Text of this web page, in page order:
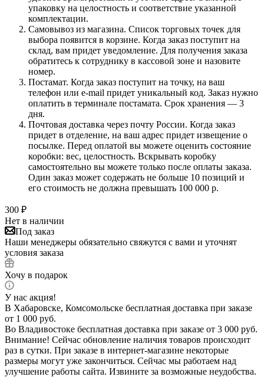
упаковку на целостность и соответствие указанной
комплектации.
Самовывоз из магазина. Список торговых точек для
выбора появится в корзине. Когда заказ поступит на
склад, вам придет уведомление. Для получения заказа
обратитесь к сотруднику в кассовой зоне и назовите
номер.
Постамат. Когда заказ поступит на точку, на ваш
телефон или e-mail придет уникальный код. Заказ нужно
оплатить в терминале постамата. Срок хранения — 3
дня.
Почтовая доставка через почту России. Когда заказ
придет в отделение, на ваш адрес придет извещение о
посылке. Перед оплатой вы можете оценить состояние
коробки: вес, целостность. Вскрывать коробку
самостоятельно вы можете только после оплаты заказа.
Один заказ может содержать не больше 10 позиций и
его стоимость не должна превышать 100 000 р.
300 ₽
Нет в наличии
Под заказ
Наши менеджеры обязательно свяжутся с вами и уточнят
условия заказа
Хочу в подарок
У нас акция!
В Хабаровске, Комсомольске бесплатная доставка при заказе
от 1 000 руб.
Во Владивостоке бесплатная доставка при заказе от 3 000 руб.
Внимание! Сейчас обновление наличия товаров происходит
раз в сутки. При заказе в интернет-магазине некоторые
размеры могут уже закончиться. Сейчас мы работаем над
улучшение работы сайта. Извините за возможные неудобства.